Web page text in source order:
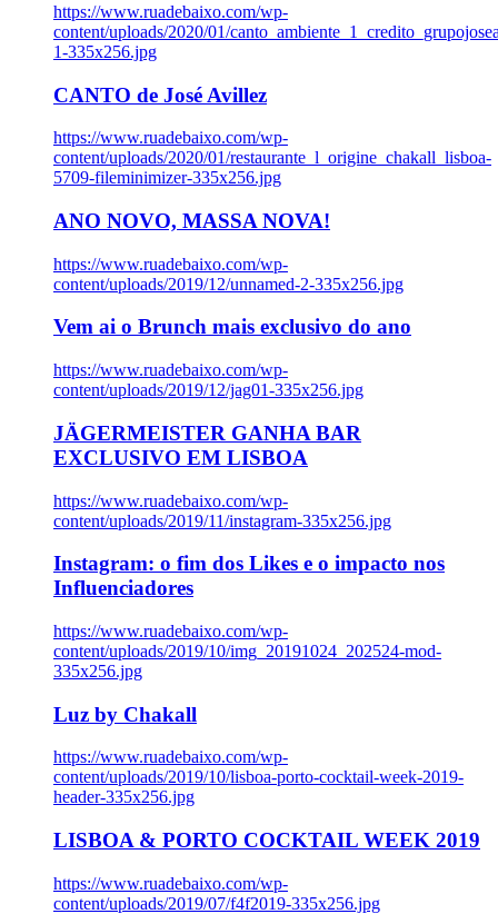
https://www.ruadebaixo.com/wp-
content/uploads/2020/01/
1-335x256.jpg
CANTO de José Avillez
https://www.ruadebaixo.com/wp-
content/uploads/2020/01/restaurante_l_origine_chakall_lisboa-
5709-fileminimizer-335x256.jpg
ANO NOVO, MASSA NOVA!
https://www.ruadebaixo.com/wp-
content/uploads/2019/12/unnamed-2-335x256.jpg
Vem ai o Brunch mais exclusivo do ano
https://www.ruadebaixo.com/wp-
content/uploads/2019/12/jag01-335x256.jpg
JÄGERMEISTER GANHA BAR
EXCLUSIVO EM LISBOA
https://www.ruadebaixo.com/wp-
content/uploads/2019/11/instagram-335x256.jpg
Instagram: o fim dos Likes e o impacto nos
Influenciadores
https://www.ruadebaixo.com/wp-
content/uploads/2019/10/img_20191024_202524-mod-
335x256.jpg
Luz by Chakall
https://www.ruadebaixo.com/wp-
content/uploads/2019/10/lisboa-porto-cocktail-week-2019-
header-335x256.jpg
LISBOA & PORTO COCKTAIL WEEK 2019
https://www.ruadebaixo.com/wp-
content/uploads/2019/07/f4f2019-335x256.jpg